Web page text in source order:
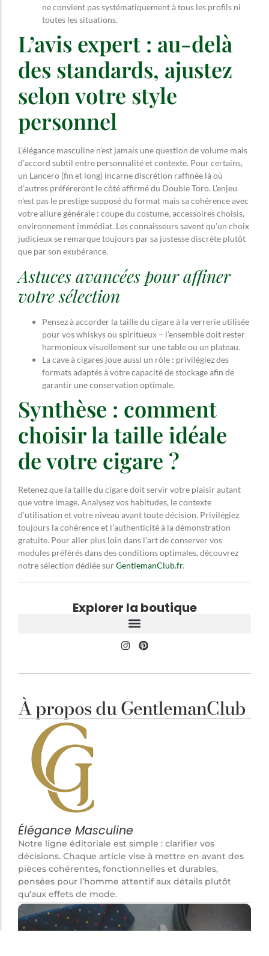
ne convient pas systématiquement à tous les profils ni
toutes les situations.
L’avis expert : au-delà
des standards, ajustez
selon votre style
personnel
L’élégance masculine n’est jamais une question de volume mais
d’accord subtil entre personnalité et contexte. Pour certains,
un Lancero (fin et long) incarne discrétion raffinée là où
d’autres préféreront le côté affirmé du Double Toro. L’enjeu
n’est pas le prestige supposé du format mais sa cohérence avec
votre allure générale : coupe du costume, accessoires choisis,
environnement immédiat. Les connaisseurs savent qu’un choix
judicieux se remarque toujours par sa justesse discrète plutôt
que par son exubérance.
Astuces avancées pour affiner
votre sélection
Pensez à accorder la taille du cigare à la verrerie utilisée
pour vos whiskys ou spiritueux – l’ensemble doit rester
harmonieux visuellement sur une table ou un plateau.
La cave à cigares joue aussi un rôle : privilégiez des
formats adaptés à votre capacité de stockage afin de
garantir une conservation optimale.
Synthèse : comment
choisir la taille idéale
de votre cigare ?
Retenez que la taille du cigare doit servir votre plaisir autant
que votre image. Analysez vos habitudes, le contexte
d’utilisation et votre niveau avant toute décision. Privilégiez
toujours la cohérence et l’authenticité à la démonstration
gratuite. Pour aller plus loin dans l’art de conserver vos
modules préférés dans des conditions optimales, découvrez
notre sélection dédiée surGentlemanClub.fr.
Explorer la boutique
À propos du GentlemanClub
Élégance Masculine
Notre ligne éditoriale est simple : clarifier vos
décisions. Chaque article vise à mettre en avant des
pièces cohérentes, fonctionnelles et durables,
pensées pour l’homme attentif aux détails plutôt
qu’aux effets de mode.